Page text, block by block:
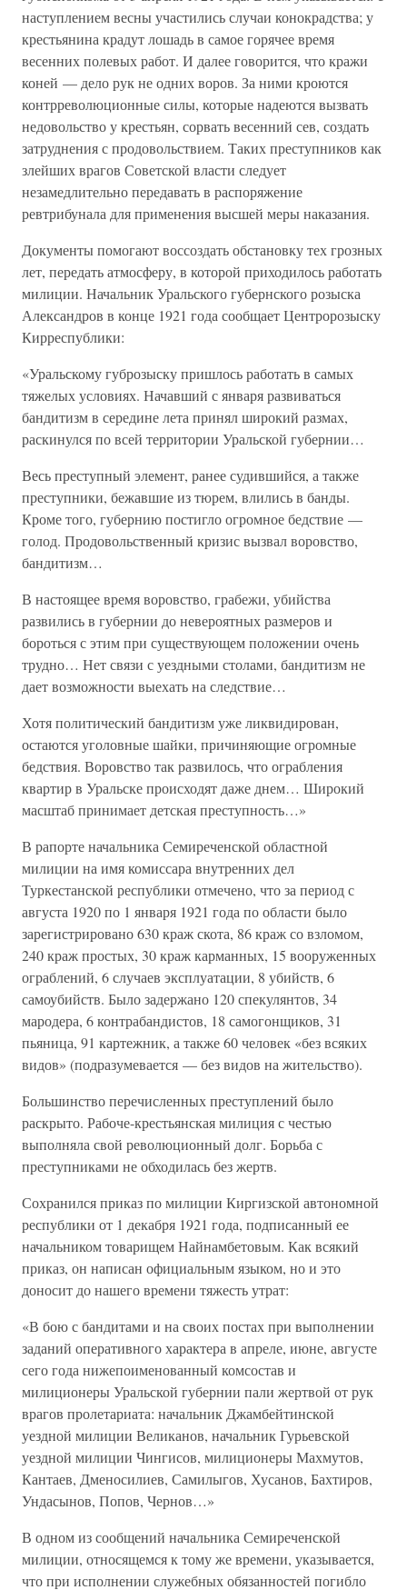
наступлением весны участились случаи конокрадства; у
крестьянина крадут лошадь в самое горячее время
весенних полевых работ. И далее говорится, что кражи
коней — дело рук не одних воров. За ними кроются
контрреволюционные силы, которые надеются вызвать
недовольство у крестьян, сорвать весенний сев, создать
затруднения с продовольствием. Таких преступников как
злейших врагов Советской власти следует
незамедлительно передавать в распоряжение
ревтрибунала для применения высшей меры наказания.
Документы помогают воссоздать обстановку тех грозных
лет, передать атмосферу, в которой приходилось работать
милиции. Начальник Уральского губернского розыска
Александров в конце 1921 года сообщает Центророзыску
Кирреспублики:
«Уральскому губрозыску пришлось работать в самых
тяжелых условиях. Начавший с января развиваться
бандитизм в середине лета принял широкий размах,
раскинулся по всей территории Уральской губернии…
Весь преступный элемент, ранее судившийся, а также
преступники, бежавшие из тюрем, влились в банды.
Кроме того, губернию постигло огромное бедствие —
голод. Продовольственный кризис вызвал воровство,
бандитизм…
В настоящее время воровство, грабежи, убийства
развились в губернии до невероятных размеров и
бороться с этим при существующем положении очень
трудно… Нет связи с уездными столами, бандитизм не
дает возможности выехать на следствие…
Хотя политический бандитизм уже ликвидирован,
остаются уголовные шайки, причиняющие огромные
бедствия. Воровство так развилось, что ограбления
квартир в Уральске происходят даже днем… Широкий
масштаб принимает детская преступность…»
В рапорте начальника Семиреченской областной
милиции на имя комиссара внутренних дел
Туркестанской республики отмечено, что за период с
августа 1920 по 1 января 1921 года по области было
зарегистрировано 630 краж скота, 86 краж со взломом,
240 краж простых, 30 краж карманных, 15 вооруженных
ограблений, 6 случаев эксплуатации, 8 убийств, 6
самоубийств. Было задержано 120 спекулянтов, 34
мародера, 6 контрабандистов, 18 самогонщиков, 31
пьяница, 91 картежник, а также 60 человек «без всяких
видов» (подразумевается — без видов на жительство).
Большинство перечисленных преступлений было
раскрыто. Рабоче-крестьянская милиция с честью
выполняла свой революционный долг. Борьба с
преступниками не обходилась без жертв.
Сохранился приказ по милиции Киргизской автономной
республики от 1 декабря 1921 года, подписанный ее
начальником товарищем Найнамбетовым. Как всякий
приказ, он написан официальным языком, но и это
доносит до нашего времени тяжесть утрат:
«В бою с бандитами и на своих постах при выполнении
заданий оперативного характера в апреле, июне, августе
сего года нижепоименованный комсостав и
милиционеры Уральской губернии пали жертвой от рук
врагов пролетариата: начальник Джамбейтинской
уездной милиции Великанов, начальник Гурьевской
уездной милиции Чингисов, милиционеры Махмутов,
Кантаев, Дменосилиев, Самилыгов, Хусанов, Бахтиров,
Ундасынов, Попов, Чернов…»
В одном из сообщений начальника Семиреченской
милиции, относящемся к тому же времени, указывается,
что при исполнении служебных обязанностей погибло